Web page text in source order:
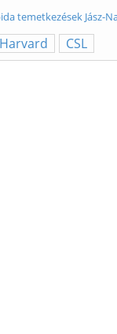
temetkezések Jász-
Harvard CSL